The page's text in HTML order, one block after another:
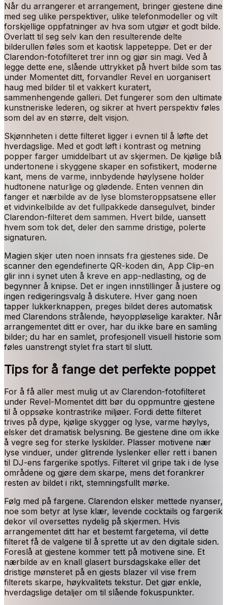
Når du arrangerer et arrangement, bringer gjestene dine
med seg ulike perspektiver, ulike telefonmodeller og vilt
forskjellige oppfatninger av hva som utgjør et godt bilde.
Overlatt til seg selv kan den resulterende delte
bilderullen føles som et kaotisk lappeteppe. Det er der
Clarendon-fotofilteret trer inn og gjør sin magi. Ved å
legge dette ene, slående uttrykket på hvert bilde som tas
under Momentet ditt, forvandler Revel en uorganisert
haug med bilder til et vakkert kuratert,
sammenhengende galleri. Det fungerer som den ultimate
kunstneriske lederen, og sikrer at hvert perspektiv føles
som del av en større, delt visjon.
Skjønnheten i dette filteret ligger i evnen til å løfte det
hverdagslige. Med et godt løft i kontrast og metning
popper farger umiddelbart ut av skjermen. De kjølige blå
undertonene i skyggene skaper en sofistikert, moderne
kant, mens de varme, innbydende høylysene holder
hudtonene naturlige og glødende. Enten vennen din
fanger et nærbilde av de lyse blomsteroppsatsene eller
et vidvinkelbilde av det fullpakkede dansegulvet, binder
Clarendon-filteret dem sammen. Hvert bilde, uansett
hvem som tok det, deler den samme dristige, polerte
signaturen.
Magien skjer uten noen innsats fra gjestenes side. De
scanner den egendefinerte QR-koden din, App Clip-en
glir inn i synet uten å kreve en app-nedlasting, og de
begynner å knipse. Det er ingen innstillinger å justere og
ingen redigeringsvalg å diskutere. Hver gang noen
tapper lukkerknappen, preges bildet deres automatisk
med Clarendons strålende, høyoppløselige karakter. Når
arrangementet ditt er over, har du ikke bare en samling
bilder; du har en samlet, profesjonell visuell historie som
føles uanstrengt stylet fra start til slutt.
Tips for å fange det perfekte poppet
For å få aller mest mulig ut av Clarendon-fotofilteret
under Revel-Momentet ditt bør du oppmuntre gjestene
til å oppsøke kontrastrike miljøer. Fordi dette filteret
trives på dype, kjølige skygger og lyse, varme høylys,
elsker det dramatisk belysning. Be gjestene dine om ikke
å vegre seg for sterke lyskilder. Plasser motivene nær
lyse vinduer, under glitrende lyslenker eller rett i banen
til DJ-ens fargerike spotlys. Filteret vil gripe tak i de lyse
områdene og gjøre dem skarpe, mens det forankrer
resten av bildet i rikt, stemningsfullt mørke.
Følg med på fargene. Clarendon elsker mettede nyanser,
noe som betyr at lyse klær, levende cocktails og fargerik
dekor vil oversettes nydelig på skjermen. Hvis
arrangementet ditt har et bestemt fargetema, vil dette
filteret få de valgene til å sprette ut av den digitale siden.
Foreslå at gjestene kommer tett på motivene sine. Et
nærbilde av en knall glasert bursdagskake eller det
dristige mønsteret på en gjests blazer vil vise frem
filterets skarpe, høykvalitets tekstur. Det gjør enkle,
hverdagslige detaljer om til slående fokuspunkter.